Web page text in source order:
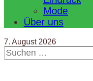
Mode
Über uns
7. August 2026
Suchen
nach: